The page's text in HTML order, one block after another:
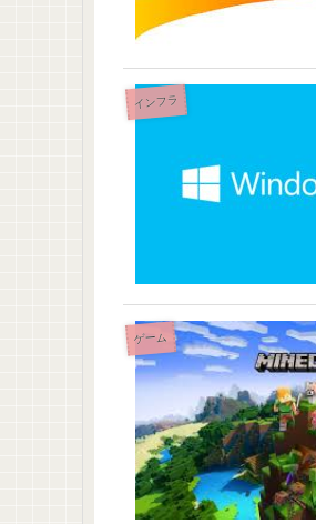
インフラ
ゲーム